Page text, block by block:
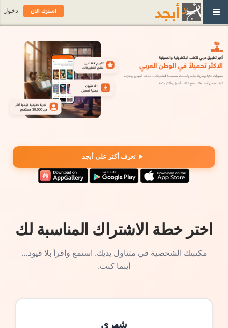
تعرف أكثر على أبجد
اختر خطة الاشتراك المناسبة لك
مكتبتك الشخصية في متناول يديك. استمع واقرأ بلا قيود…
أينما كنت.
شهري
اشترك الآن دخول